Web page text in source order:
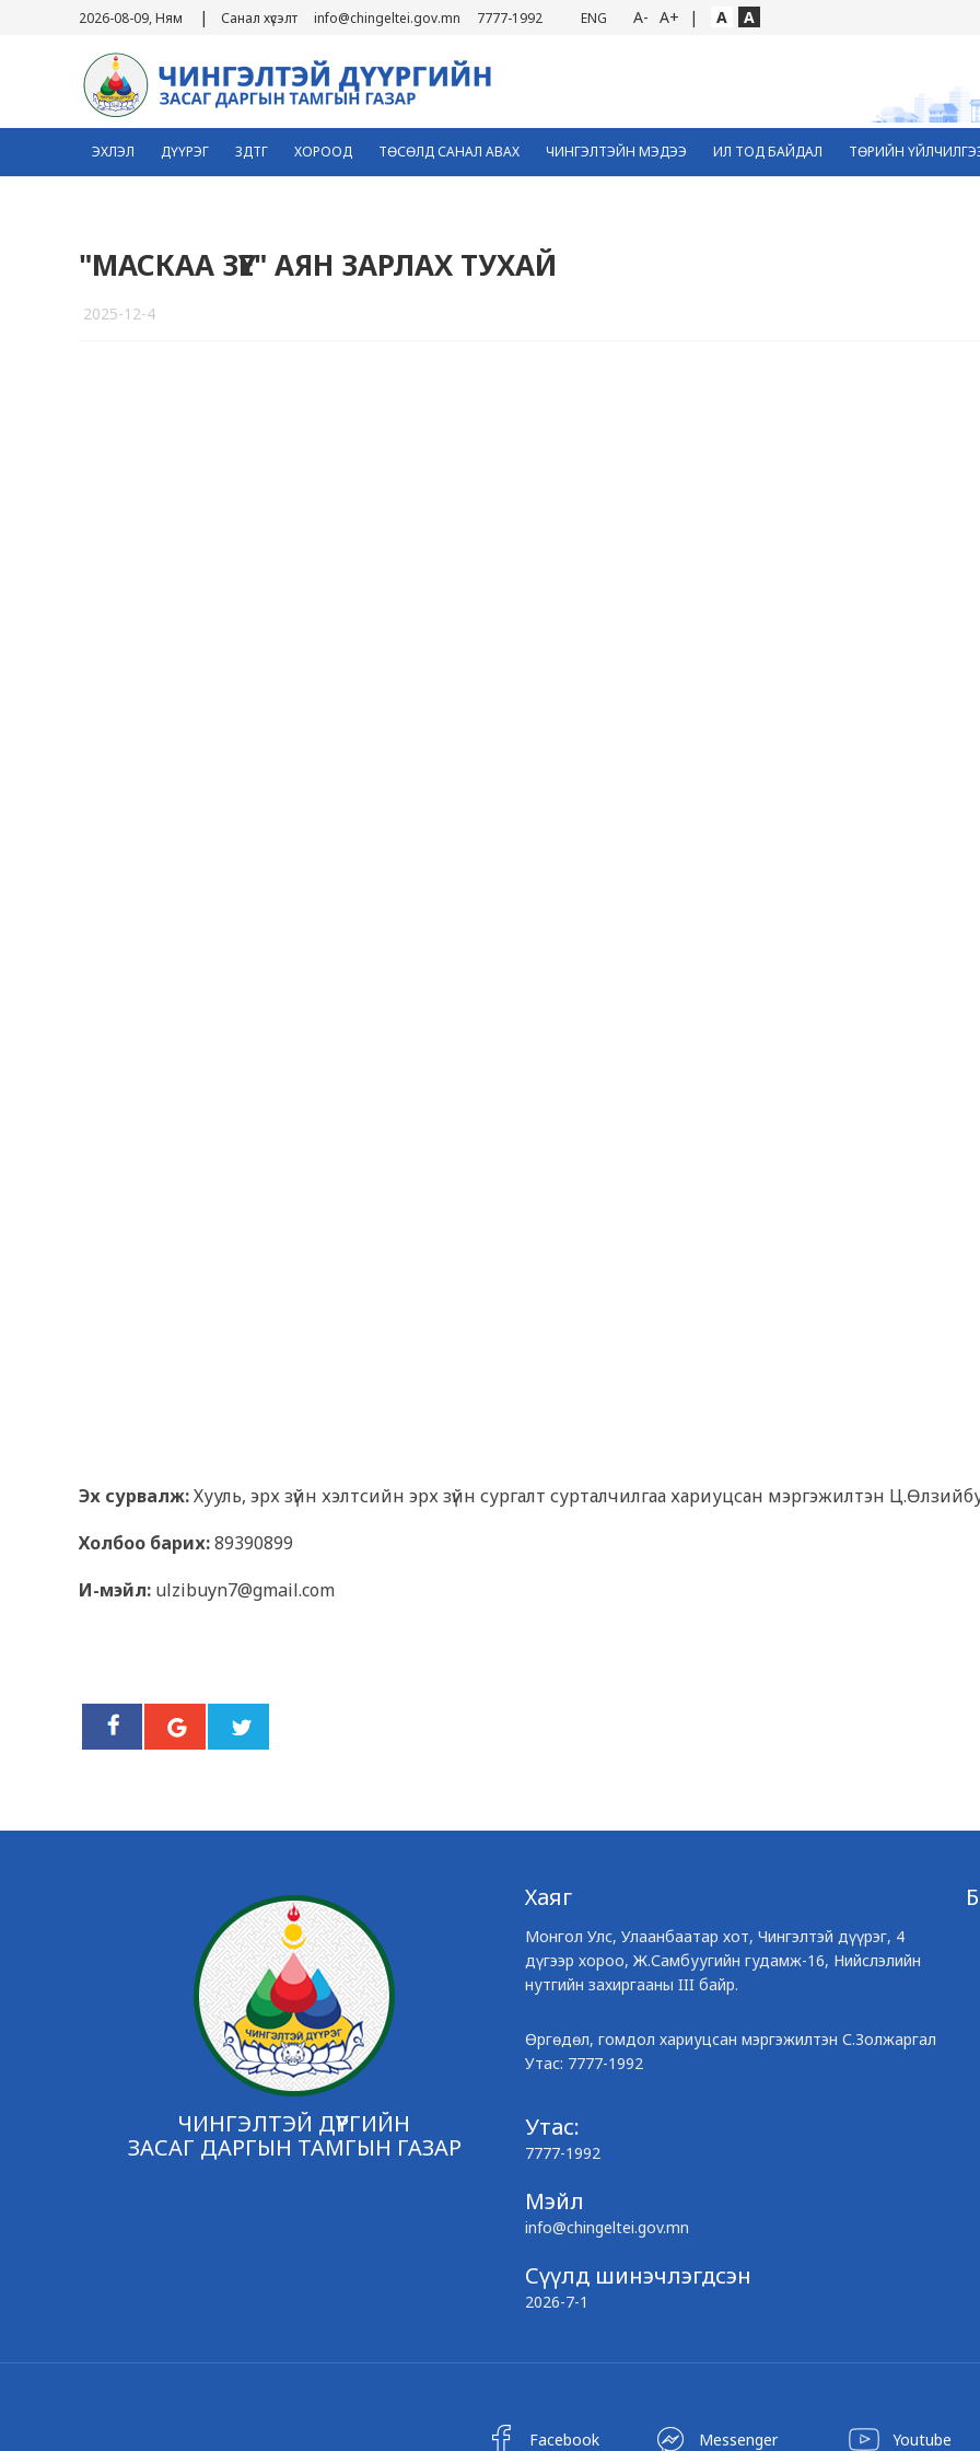
2026-08-09, Ням | Санал хүсэлт info@chingeltei.gov.mn 7777-1992 ENG A- A+ | A A
ЭХЛЭЛ ДҮҮРЭГ ЗДТГ ХОРООД ТӨСӨЛД САНАЛ АВАХ ЧИНГЭЛТЭЙН МЭДЭЭ ИЛ ТОД БАЙДАЛ ТӨРИЙН
"МАСКАА ЗҮҮЕ" АЯН ЗАРЛАХ ТУХАЙ
2025-12-4
Эх сурвалж:Хууль, эрх зүйн хэлтсийн эрх зүйн сургалт сурталчилгаа хариуцсан мэргэжилтэн
Холбоо барих:89390899
И-мэйл: ulzibuyn7@gmail.com
ЧИНГЭЛТЭЙ ДҮҮРГИЙН
ЗАСАГ ДАРГЫН ТАМГЫН ГАЗАР
Хаяг
Монгол Улс, Улаанбаатар хот, Чингэлтэй дүүрэг, 4
дүгээр хороо, Ж.Самбуугийн гудамж-16, Нийслэлийн
нутгийн захиргааны III байр.
Өргөдөл, гомдол хариуцсан мэргэжилтэн С.Золжаргал
Утас: 7777-1992
Утас:
7777-1992
Мэйл
info@chingeltei.gov.mn
Сүүлд шинэчлэгдсэн
2026-7-1
Facebook Messenger Youtube